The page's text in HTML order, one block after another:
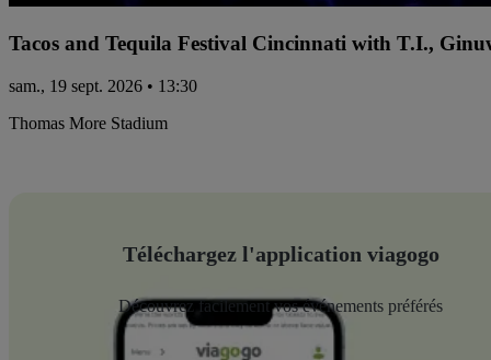
Tacos and Tequila Festival Cincinnati with T.I.,
sam., 19 sept. 2026 • 13:30
Thomas More Stadium
Téléchargez l'application viagogo
Découvrez facilement vos événements préférés